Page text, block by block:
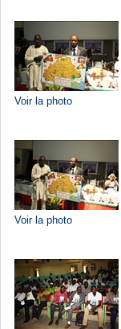
Voir la photo
Voir la photo